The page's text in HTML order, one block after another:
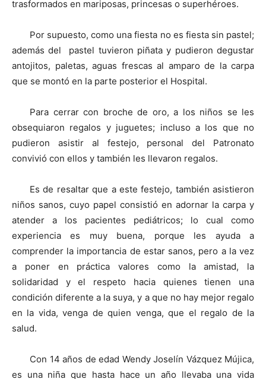
trasformados en mariposas, princesas o superhéroes.
Por supuesto, como una fiesta no es fiesta sin pastel;
además del pastel tuvieron piñata y pudieron degustar
antojitos, paletas, aguas frescas al amparo de la carpa
que se montó en la parte posterior el Hospital.
Para cerrar con broche de oro, a los niños se les
obsequiaron regalos y juguetes; incluso a los que no
pudieron asistir al festejo, personal del Patronato
convivió con ellos y también les llevaron regalos.
Es de resaltar que a este festejo, también asistieron
niños sanos, cuyo papel consistió en adornar la carpa y
atender a los pacientes pediátricos; lo cual como
experiencia es muy buena, porque les ayuda a
comprender la importancia de estar sanos, pero a la vez
a poner en práctica valores como la amistad, la
solidaridad y el respeto hacia quienes tienen una
condición diferente a la suya, y a que no hay mejor regalo
en la vida, venga de quien venga, que el regalo de la
salud.
Con 14 años de edad Wendy Joselín Vázquez Mújica,
es una niña que hasta hace un año llevaba una vida